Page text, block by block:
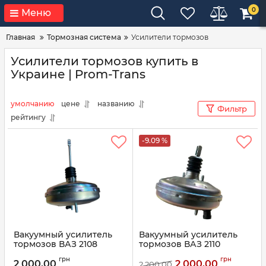
Меню 0
Главная Тормозная система Усилители тормозов
Усилители тормозов купить в
Украине | Prom-Trans
умолчанию цене
названию
рейтингу
Фильтр
Вакуумный усилитель
тормозов ВАЗ 2108
(пр-во ДААЗ)
грн
-9.09 %
Вакуумный усилитель
тормозов ВАЗ 2110
(пр-во ДААЗ)
2 200,00 грн